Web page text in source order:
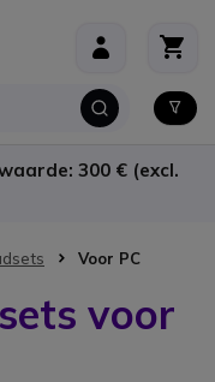
300 € (excl.
Voor PC
voor